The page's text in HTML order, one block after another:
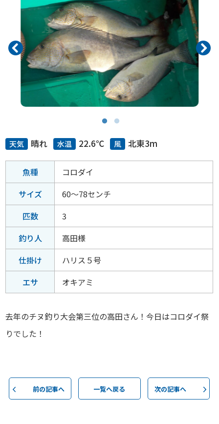
天気 晴れ 水温 22.6℃ 風 北東3m
魚種
コロダイ
サイズ
60～78センチ
匹数
3
釣り人
高田様
仕掛け
ハリス５号
エサ
オキアミ
去年のチヌ釣り大会第三位の高田さん！今日はコロダイ祭
りでした！
前の記事へ 一覧へ戻る 次の記事へ